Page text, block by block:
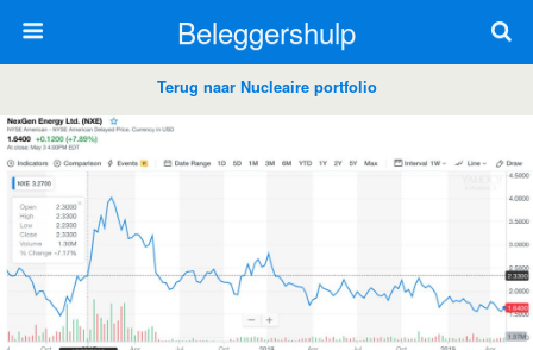
Beleggershulp
Terug naar Nucleaire portfolio